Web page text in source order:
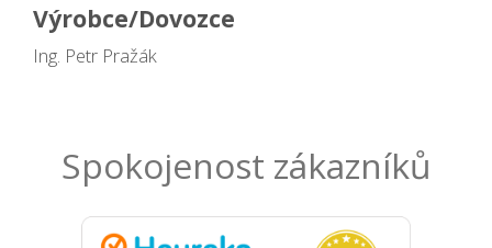
Výrobce/Dovozce
Ing. Petr Pražák
Spokojenost zákazníků